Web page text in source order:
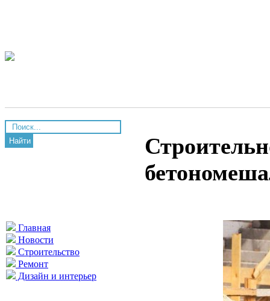
Найти
Главная
Новости
Строительство
Ремонт
Дизайн и интерьер